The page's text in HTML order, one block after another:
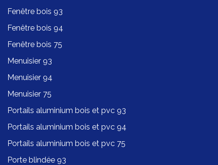
Fenêtre bois 93
Fenêtre bois 94
Fenêtre bois 75
Menuisier 93
Menuisier 94
Menuisier 75
Portails aluminium bois et pvc 93
Portails aluminium bois et pvc 94
Portails aluminium bois et pvc 75
Porte blindée 93